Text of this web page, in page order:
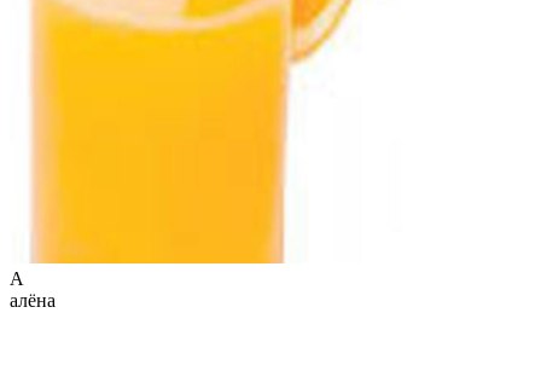
А
алёна